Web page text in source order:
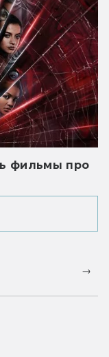
фильмы про